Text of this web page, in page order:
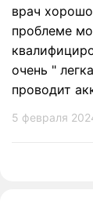
врач
проблеме
очень "
проводит
5 февраля